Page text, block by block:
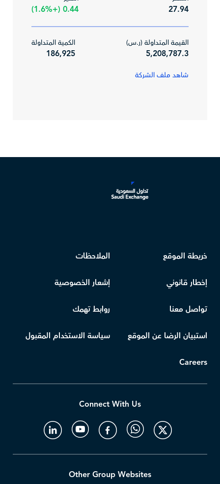
27.94
0.44 (+1.6%)
القيمة المتداولة (ر.س)
5,208,787.3
الكمية المتداولة
186,925
شاهد ملف الشركة
خريطة الموقع الملاحظات
إخطار قانوني إشعار الخصوصية
تواصل معنا روابط تهمك
استبيان الرضا عن الموقع سياسة الاستخدام المقبول
Careers
Connect With Us
Other Group Websites